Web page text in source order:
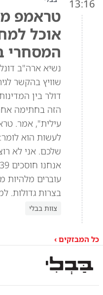
13:16
טראמפ
אוכל
המסחרי
נשיא ארה"ב
דולר בין
הזה בחתימה
עילית", אמר.
לעשות הוא
שלכם. אני לא
עוברים מלהיות
בצרות גדולות.
צוות בבלי
כל המבזקים ›